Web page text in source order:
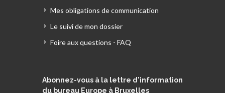
Mes obligations de communication
Le suivi de mon dossier
Foire aux questions - FAQ
Abonnez-vous à la lettre d'information
du bureau Europe à Bruxelles